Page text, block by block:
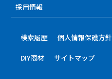
採用情報
検索履歴 個人情報保護方針
DIY商材 サイトマップ